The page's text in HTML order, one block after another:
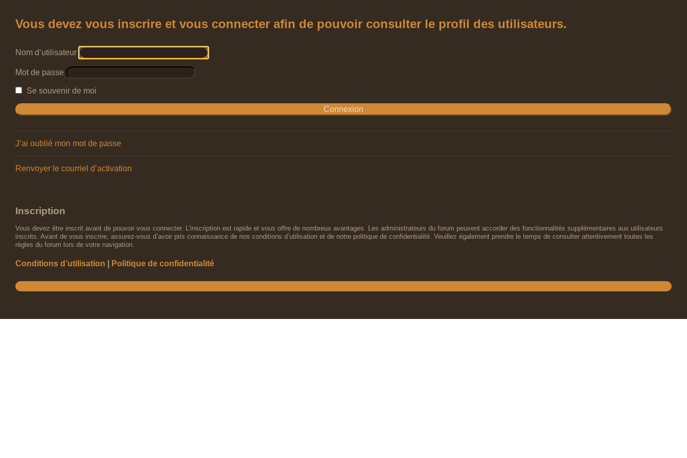
Vous devez vous inscrire et vous connecter afin de pouvoir consulter le profil des utilisateurs.
Nom d’utilisateur
Mot de passe
Se souvenir de moi
J’ai oublié mon mot de passe
Renvoyer le courriel d’activation
Inscription
Vous devez être inscrit avant de pouvoir vous connecter. L’inscription est rapide et vous offre de nombreux avantages. Les administrateurs du forum peuvent accorder des fonctionnalités supplémentaires aux utilisateurs
inscrits. Avant de vous inscrire, assurez-vous d’avoir pris connaissance de nos conditions d’utilisation et de notre politique de confidentialité. Veuillez également prendre le temps de consulter attentivement toutes les
règles du forum lors de votre navigation.
Conditions d’utilisation Politique de confidentialité